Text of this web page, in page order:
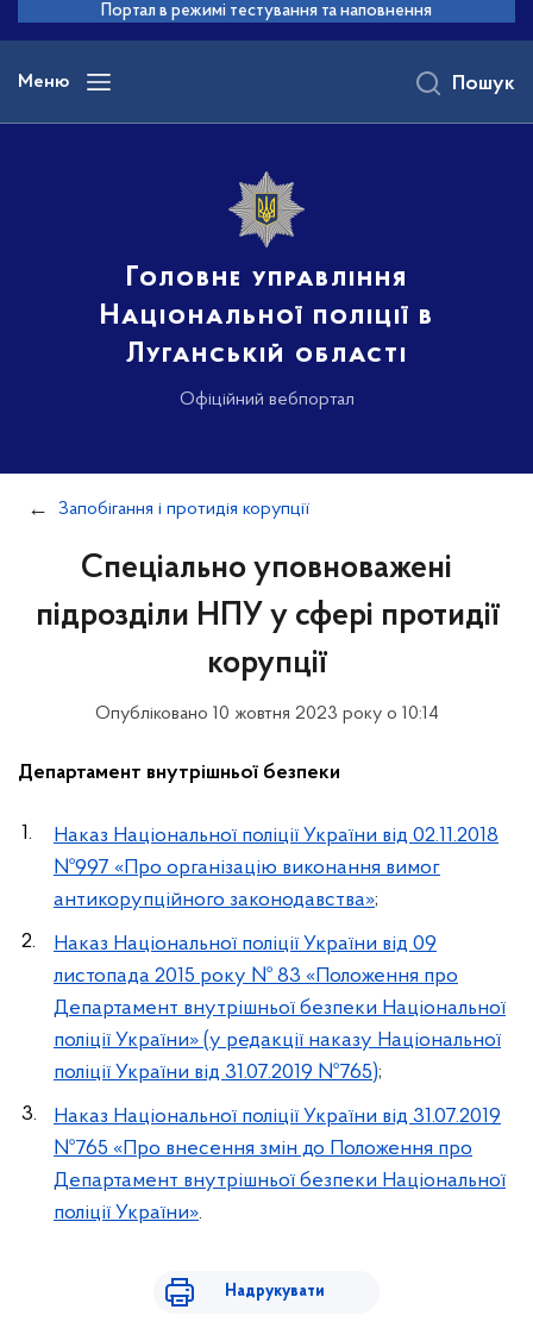
основного
вмісту
Портал в режимі тестування та наповнення
Меню
Головне управління
Національної поліції в
Луганській області
Офіційний вебпортал
Пошук
Запобігання і протидія корупції
Спеціально уповноважені
підрозділи НПУ у сфері протидії
корупції
Опубліковано 10 жовтня 2023 року о 10:14
Департамент внутрішньої безпеки
Наказ Національної поліції України від 02.11.2018
№997 «Про організацію виконання вимог
антикорупційного законодавства»;
Наказ Національної поліції України від 09
листопада 2015 року № 83 «Положення про
Департамент внутрішньої безпеки Національної
поліції України» (у редакції наказу Національної
поліції України від 31.07.2019 №765);
Наказ Національної поліції України від 31.07.2019
№765 «Про внесення змін до Положення про
Департамент внутрішньої безпеки Національної
поліції України».
Надрукувати